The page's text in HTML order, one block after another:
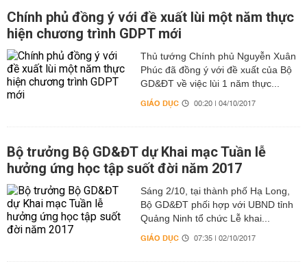
Chính phủ đồng ý với đề xuất lùi một năm thực
hiện chương trình GDPT mới
Thủ tướng Chính phủ Nguyễn Xuân
Phúc đã đồng ý với đề xuất của Bộ
GD&ĐT về việc lùi 1 năm thực...
GIÁO DỤC 00:20 | 04/10/2017
Bộ trưởng Bộ GD&ĐT dự Khai mạc Tuần lễ
hưởng ứng học tập suốt đời năm 2017
Sáng 2/10, tại thành phố Hạ Long,
Bộ GD&ĐT phối hợp với UBND tỉnh
Quảng Ninh tổ chức Lễ khai...
GIÁO DỤC 07:35 | 02/10/2017